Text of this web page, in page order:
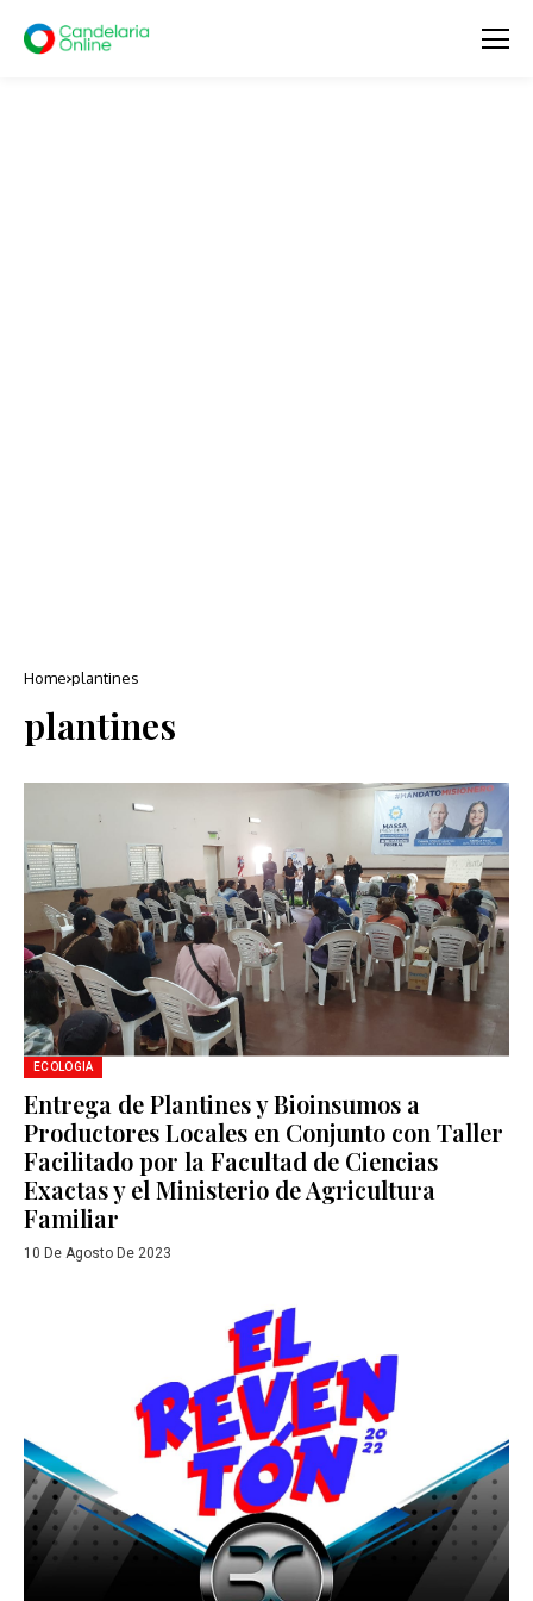
Home plantines
plantines
ECOLOGIA
Entrega de Plantines y Bioinsumos a
Productores Locales en Conjunto con Taller
Facilitado por la Facultad de Ciencias
Exactas y el Ministerio de Agricultura
Familiar
10 De Agosto De 2023